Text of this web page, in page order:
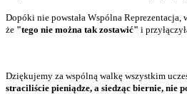
Dopóki nie powstała Wspólna Reprezentacja,
że "tego nie można tak zostawić" i
Dziękujemy za wspólną walkę wszystkim
straciliście pieniądze, a siedząc biernie, nie